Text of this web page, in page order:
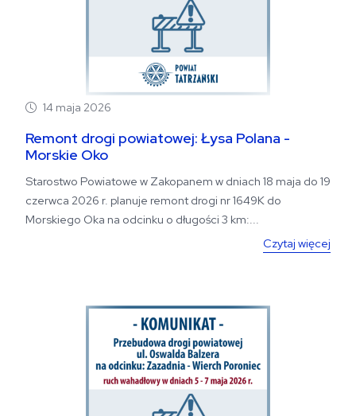
14 maja 2026
Remont drogi powiatowej: Łysa Polana -
Morskie Oko
Starostwo Powiatowe w Zakopanem w dniach 18 maja do 19
czerwca 2026 r. planuje remont drogi nr 1649K do
Morskiego Oka na odcinku o długości 3 km:...
Czytaj więcej